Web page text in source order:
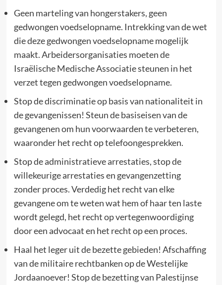
Geen marteling van hongerstakers, geen
gedwongen voedselopname. Intrekking van de wet
die deze gedwongen voedselopname mogelijk
maakt. Arbeidersorganisaties moeten de
Israëlische Medische Associatie steunen in het
verzet tegen gedwongen voedselopname.
Stop de discriminatie op basis van nationaliteit in
de gevangenissen! Steun de basiseisen van de
gevangenen om hun voorwaarden te verbeteren,
waaronder het recht op telefoongesprekken.
Stop de administratieve arrestaties, stop de
willekeurige arrestaties en gevangenzetting
zonder proces. Verdedig het recht van elke
gevangene om te weten wat hem of haar ten laste
wordt gelegd, het recht op vertegenwoordiging
door een advocaat en het recht op een proces.
Haal het leger uit de bezette gebieden! Afschaffing
van de militaire rechtbanken op de Westelijke
Jordaanoever! Stop de bezetting van Palestijnse